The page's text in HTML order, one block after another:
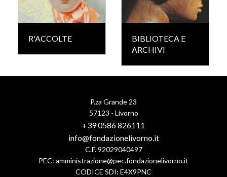
R'ACCOLTE
BIBLIOTECA E
ARCHIVI
P.za Grande 23
57123 - Livorno
+39 0586 826111
info@fondazionelivorno.it
C.F. 92029040497
PEC: amministrazione@pec.fondazionelivorno.it
CODICE SDI: E4X9PNC